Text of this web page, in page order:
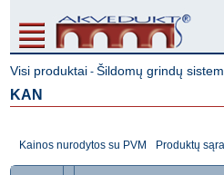
Visi produktai -Šildomų grindų
KAN
Kainos nurodytos su PVM Produktų